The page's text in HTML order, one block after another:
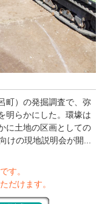
町）の発掘調査で、弥
明らかにした。環壕は
に土地の区画としての
けの現地説明会が開...
す。
だけます。